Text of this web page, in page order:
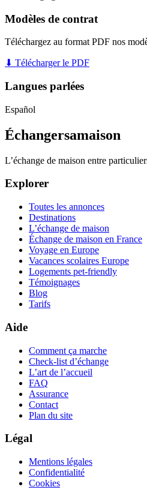
Modèles de contrat
Téléchargez au format PDF nos
⬇ Télécharger le PDF
Langues parlées
Español
Échangersamaison
L’échange de maison entre
Explorer
Toutes les annonces
Destinations
L’échange de maison
Échange de maison en France
Voyage en Europe
Vacances scolaires Europe
Logements pet-friendly
Témoignages
Blog
Tarifs
Aide
Comment ça marche
Check-list d’échange
L’art de l’accueil
FAQ
Assurance
Contact
Plan du site
Légal
Mentions légales
Confidentialité
Cookies